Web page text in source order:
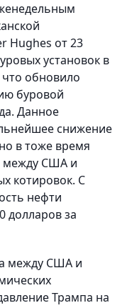
Hughes от 23
установок в
обновило
буровой
Данное
снижение
в тоже время
между США и
котировок. С
нефти
долларов за
между США и
Трампа на